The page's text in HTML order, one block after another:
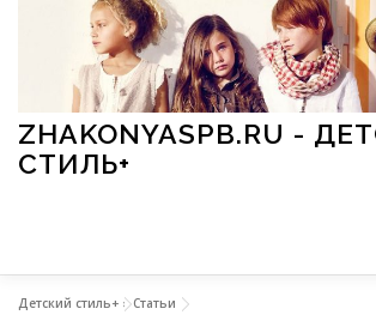
Перейти к содержимому
ZHAKONYASPB.RU -
СТИЛЬ+
Детский стиль+ »Статьи